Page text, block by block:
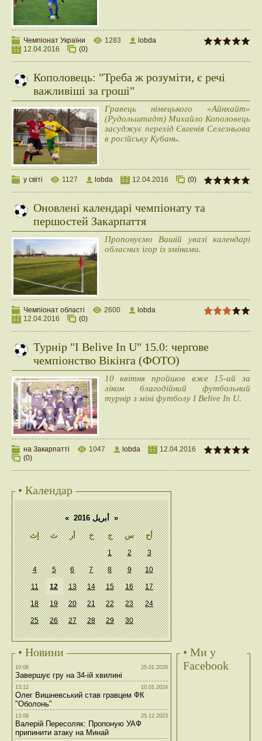
Чемпіонат України 1283
lobda
12.04.2016
(0)
Кополовець: "Треба ж розуміти, є речі
важливіші за гроші"
Гравець німецького «Айнхайт»
(Рудольштадт) Михайло Кополовець
засуджує перехід Євгенія Селезньова
в російську Кубань.
у світі 1127 lobda 12.04.2016 (0)
Оновлені календарі чемпіонату та
першостей Закарпаття
Пропонуємо Вашій увазі календарі
обласних ігор із змінами.
Чемпіонат області 2600
lobda
12.04.2016
(0)
Турнір "I Belive In U" 15.0: чергове
чемпіонство Вікінга (ФОТО)
10 квітня пройшов вже 15-ий за
ліком благодійний футбольний
турнір з міні футболу I Belive In U.
на Закарпатті 1047 lobda
12.04.2016
(0)
• Календар
« أبريل 2016 »
إث
ث أر خ ج س أح
1 2 3
4 5 6 7 8 9 10
11 12 13 14 15 16 17
18 19 20 21 22 23 24
25 26 27 28 29 30
• Новини
10:06 25.01.2026
Завершує гру на 34-ій хвилині
13:12 10.01.2024
Олег Вишневський став гравцем ФК
"Оболонь"
13:09 25.12.2023
Валерій Пересоляк: Пропоную УАФ
припинити атаку на Минай
• Ми у
Facebook